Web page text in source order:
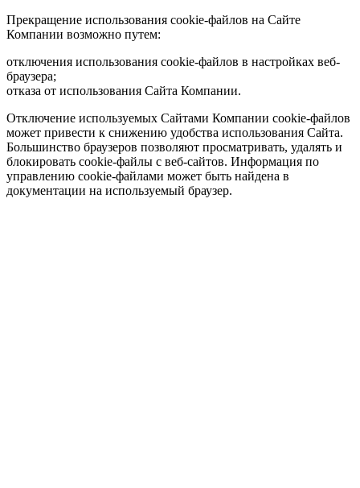
Прекращение использования cookie-файлов на Сайте
Компании возможно путем:
отключения использования cookie-файлов в настройках веб-
браузера;
отказа от использования Сайта Компании.
Отключение используемых Сайтами Компании cookie-файлов
может привести к снижению удобства использования Сайта.
Большинство браузеров позволяют просматривать, удалять и
блокировать cookie-файлы c веб-сайтов. Информация по
управлению cookie-файлами может быть найдена в
документации на используемый браузер.